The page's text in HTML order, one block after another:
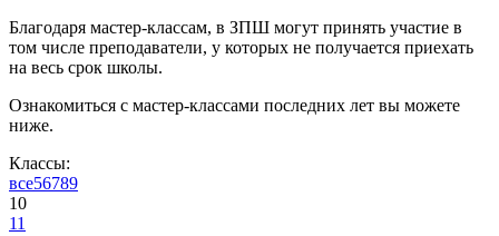
Благодаря мастер-классам, в ЗПШ могут принять участие в
том числе преподаватели, у которых не получается приехать
на весь срок школы.
Ознакомиться с мастер-классами последних лет вы можете
ниже.
Классы:
все56789
10
11